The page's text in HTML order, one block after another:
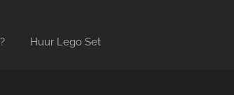
Huur Lego Set